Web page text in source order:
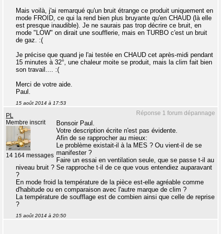
Mais voilà, j'ai remarqué qu'un bruit étrange ce produit uniquement en
mode FROID, ce qui la rend bien plus bruyante qu'en CHAUD (là elle
est presque inaudible). Je ne saurais pas trop décrire ce bruit, en
mode "LOW" on dirait une soufflerie, mais en TURBO c'est un bruit
de gaz. :(
Je précise que quand je l'ai testée en CHAUD cet après-midi pendant
15 minutes à 32°, une chaleur moite se produit, mais la clim fait bien
son travail.... :(
Merci de votre aide.
Paul.
15 août 2014 à 17:53
Réponse 1 forum dépannage
PL
Membre inscrit
14 164 messages
Bonsoir Paul.
Votre description écrite n'est pas évidente.
Afin de se rapprocher au mieux:
Le problème existait-il à la MES ? Ou vient-il de se
manifester ?
Faire un essai en ventilation seule, que se passe t-il au
niveau bruit ? Se rapproche t-il de ce que vous entendiez auparavant
?
En mode froid la température de la pièce est-elle agréable comme
d'habitude ou en comparaison avec l'autre marque de clim ?
La température de soufflage est de combien ainsi que celle de reprise
?
15 août 2014 à 20:50